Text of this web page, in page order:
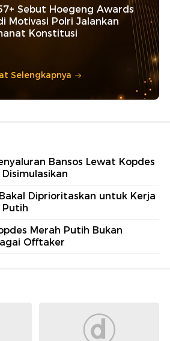
Sebut Hoegeng Awards
Motivasi Polri Jalankan
Konstitusi
Selengkapnya
Bansos Lewat Kopdes
Diprioritaskan untuk Kerja
Putih
Merah Putih Bukan
Offtaker